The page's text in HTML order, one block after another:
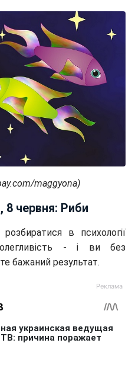
maggyona)
8 червня: Риби
в психології
- і ви без
бажаний результат.